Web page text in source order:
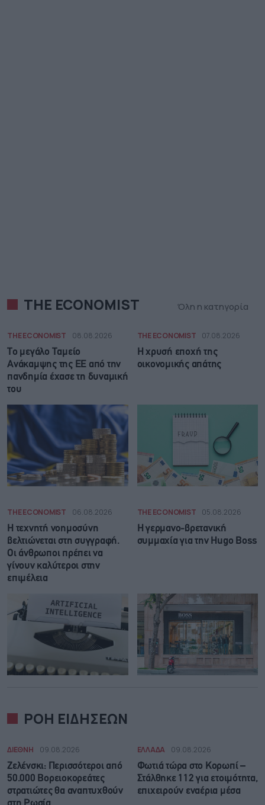
THE ECONOMIST Όλη η κατηγορία
THE ECONOMIST 08.08.2026
Το μεγάλο Ταμείο
Ανάκαμψης της ΕΕ από την
πανδημία έχασε τη δυναμική
του
THE ECONOMIST 07.08.2026
Η χρυσή εποχή της
οικονομικής απάτης
THE ECONOMIST 06.08.2026
Η τεχνητή νοημοσύνη
βελτιώνεται στη συγγραφή.
Οι άνθρωποι πρέπει να
γίνουν καλύτεροι στην
επιμέλεια
THE ECONOMIST 05.08.2026
Η γερμανο-βρετανική
συμμαχία για την Hugo Boss
ΡΟΗ ΕΙΔΗΣΕΩΝ
ΔΙΕΘΝΗ 09.08.2026
Ζελένσκι: Περισσότεροι από
50.000 Βορειοκορεάτες
στρατιώτες θα αναπτυχθούν
ΕΛΛΑΔΑ 09.08.2026
Φωτιά τώρα στο Κορωπί –
Στάλθηκε 112 για ετοιμότητα,
επιχειρούν εναέρια μέσα